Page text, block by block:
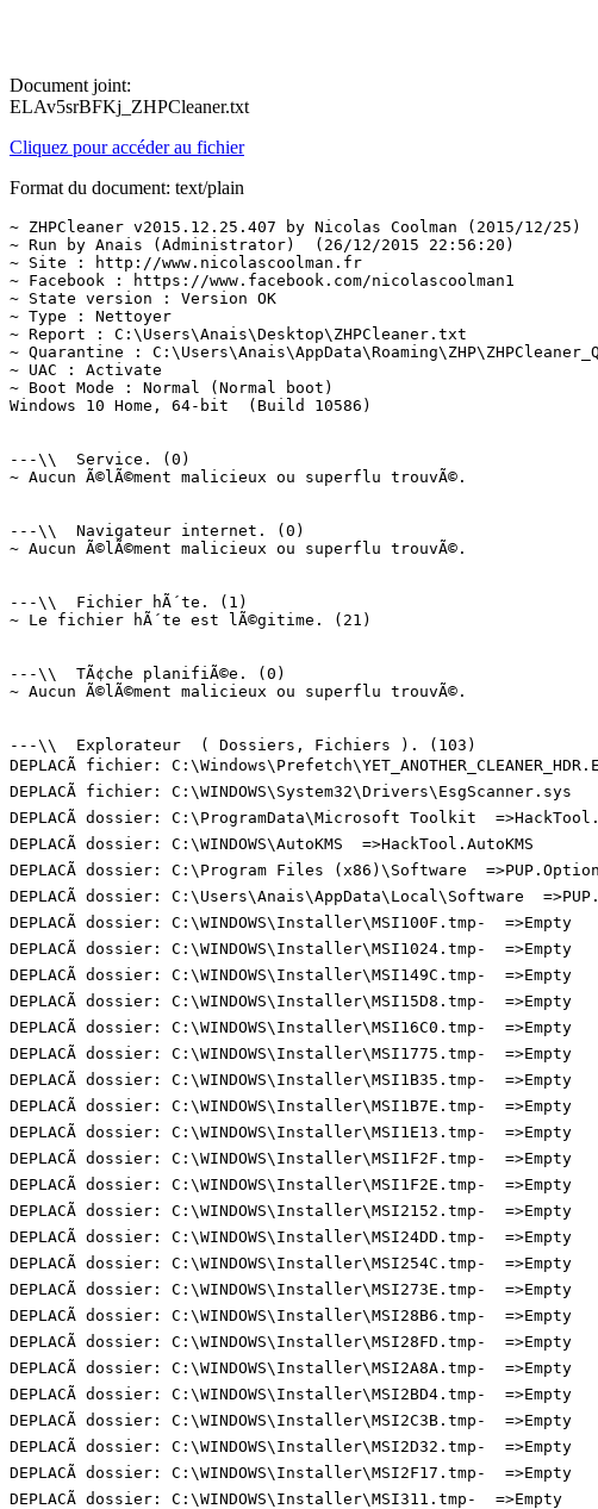
Document joint:
ELAv5srBFKj_ZHPCleaner.txt
Cliquez pour accéder au fichier
Format du document: text/plain
~ ZHPCleaner v2015.12.25.407 by Nicolas Coolman (2015/12/25)
~ Run by Anais (Administrator)  (26/12/2015 22:56:20)
~ Site : http://www.nicolascoolman.fr
~ Facebook : https://www.facebook.com/nicolascoolman1
~ State version : Version OK
~ Type : Nettoyer
~ Report : C:\Users\Anais\Desktop\ZHPCleaner.txt
~ Quarantine :
~ UAC : Activate
~ Boot Mode : Normal (Normal boot)
Windows 10 Home, 64-bit  (Build 10586)
---\\  Service. (0)
~ Aucun Ã©lÃ©ment malicieux ou superflu trouvÃ©.
---\\  Navigateur internet. (0)
~ Aucun Ã©lÃ©ment malicieux ou superflu trouvÃ©.
---\\  Fichier hÃ´te. (1)
~ Le fichier hÃ´te est lÃ©gitime. (21)
---\\  TÃ¢che planifiÃ©e. (0)
~ Aucun Ã©lÃ©ment malicieux ou superflu trouvÃ©.
---\\  Explorateur  ( Dossiers, Fichiers ). (103)
DEPLACÃ fichier:
DEPLACÃ fichier:
DEPLACÃ dossier: C:\ProgramData\Microsoft Toolkit
DEPLACÃ dossier: C:\WINDOWS\AutoKMS  =>HackTool.AutoKMS
DEPLACÃ dossier: C:\Program Files (x86)\Software
DEPLACÃ dossier: C:\Users\Anais\AppData\Local\Software
DEPLACÃ dossier: C:\WINDOWS\Installer\MSI100F.tmp-  =>Empty
DEPLACÃ dossier: C:\WINDOWS\Installer\MSI1024.tmp-  =>Empty
DEPLACÃ dossier: C:\WINDOWS\Installer\MSI149C.tmp-  =>Empty
DEPLACÃ dossier: C:\WINDOWS\Installer\MSI15D8.tmp-  =>Empty
DEPLACÃ dossier: C:\WINDOWS\Installer\MSI16C0.tmp-  =>Empty
DEPLACÃ dossier: C:\WINDOWS\Installer\MSI1775.tmp-  =>Empty
DEPLACÃ dossier: C:\WINDOWS\Installer\MSI1B35.tmp-  =>Empty
DEPLACÃ dossier: C:\WINDOWS\Installer\MSI1B7E.tmp-  =>Empty
DEPLACÃ dossier: C:\WINDOWS\Installer\MSI1E13.tmp-  =>Empty
DEPLACÃ dossier: C:\WINDOWS\Installer\MSI1F2F.tmp-  =>Empty
DEPLACÃ dossier: C:\WINDOWS\Installer\MSI1F2E.tmp-  =>Empty
DEPLACÃ dossier: C:\WINDOWS\Installer\MSI2152.tmp-  =>Empty
DEPLACÃ dossier: C:\WINDOWS\Installer\MSI24DD.tmp-  =>Empty
DEPLACÃ dossier: C:\WINDOWS\Installer\MSI254C.tmp-  =>Empty
DEPLACÃ dossier: C:\WINDOWS\Installer\MSI273E.tmp-  =>Empty
DEPLACÃ dossier: C:\WINDOWS\Installer\MSI28B6.tmp-  =>Empty
DEPLACÃ dossier: C:\WINDOWS\Installer\MSI28FD.tmp-  =>Empty
DEPLACÃ dossier: C:\WINDOWS\Installer\MSI2A8A.tmp-  =>Empty
DEPLACÃ dossier: C:\WINDOWS\Installer\MSI2BD4.tmp-  =>Empty
DEPLACÃ dossier: C:\WINDOWS\Installer\MSI2C3B.tmp-  =>Empty
DEPLACÃ dossier: C:\WINDOWS\Installer\MSI2D32.tmp-  =>Empty
DEPLACÃ dossier: C:\WINDOWS\Installer\MSI2F17.tmp-  =>Empty
DEPLACÃ dossier: C:\WINDOWS\Installer\MSI311.tmp-  =>Empty